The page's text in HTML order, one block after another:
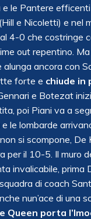
le Pantere
e Nicoletti) e nel
4-0 che costringe
out repentino. Ma
alunga ancora con
forte e chiude in
e Botezat
poi Piani va a
le lombarde
si scompone, De
per il 10-5. Il muro
invalicabile, prima
di coach
nun’ace di una
Queen porta